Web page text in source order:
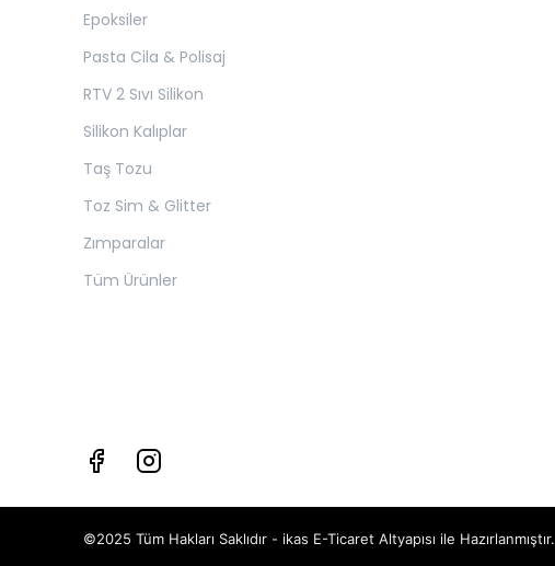
Epoksiler
Pasta Cila & Polisaj
RTV 2 Sıvı Silikon
Silikon Kalıplar
Taş Tozu
Toz Sim & Glitter
Zımparalar
Tüm Ürünler
©2025 Tüm Hakları Saklıdır - ikas E-Ticaret Altyapısı ile Hazırlanmıştır.